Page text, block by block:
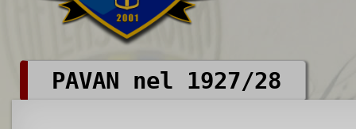
PAVAN nel 1927/28